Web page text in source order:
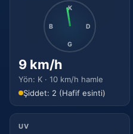
K
D
G
B
9 km/h
Yön: K · 10 km/h hamle
Şiddet: 2 (Hafif esinti)
UV